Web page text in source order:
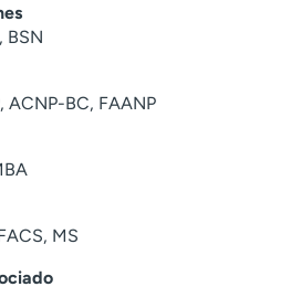
BSN
ACNP-BC, FAANP
MS